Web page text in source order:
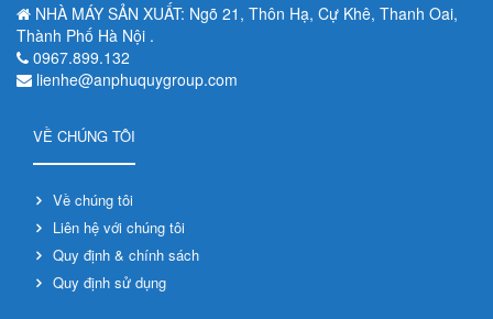
NHÀ MÁY SẢN XUẤT: Ngõ 21, Thôn Hạ, Cự Khê, Thanh Oai,
Thành Phố Hà Nội .
0967.899.132
lienhe@anphuquygroup.com
VỀ CHÚNG TÔI
Về chúng tôi
Liên hệ với chúng tôi
Quy định & chính sách
Quy định sử dụng